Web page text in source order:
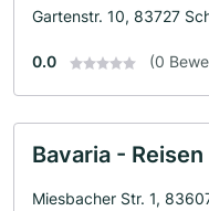
Gartenstr. 10, 83727
0.0 (0
Bavaria -
Miesbacher Str. 1,